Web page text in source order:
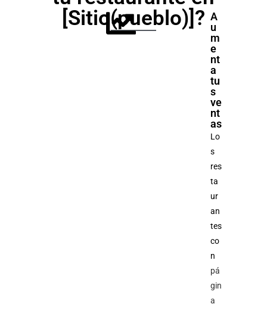
[Sitio(pueblo)]? A
u
m
e
nt
a
tu
s
ve
nt
as
Lo
s
res
ta
ur
an
tes
co
n
pá
gin
a